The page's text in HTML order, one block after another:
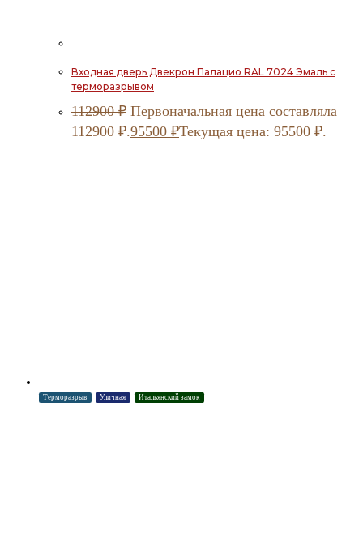
Входная дверь Двекрон Палацио RAL 7024 Эмаль с
терморазрывом
112900₽ Первоначальная цена составляла
112900 ₽.95500 ₽Текущая цена: 95500 ₽.
Терморазрыв Уличная Итальянский замок